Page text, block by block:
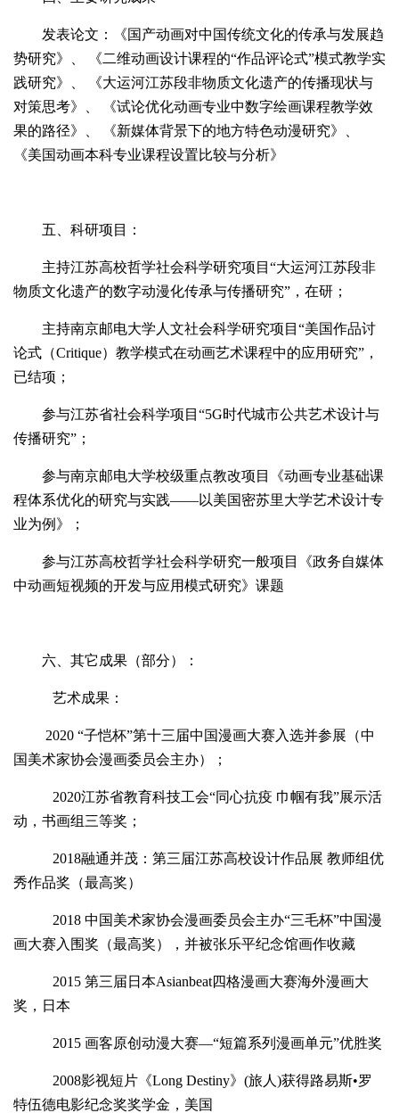
发表论文：《国产动画对中国传统文化的传承与发展趋
势研究》、 《二维动画设计课程的“作品评论式”模式教学实
践研究》、 《大运河江苏段非物质文化遗产的传播现状与
对策思考》、 《试论优化动画专业中数字绘画课程教学效
果的路径》、 《新媒体背景下的地方特色动漫研究》、
《美国动画本科专业课程设置比较与分析》
五、科研项目：
主持江苏高校哲学社会科学研究项目“大运河江苏段非
物质文化遗产的数字动漫化传承与传播研究”，在研；
主持南京邮电大学人文社会科学研究项目“美国作品讨
论式（Critique）教学模式在动画艺术课程中的应用研究”，
已结项；
参与江苏省社会科学项目“5G时代城市公共艺术设计与
传播研究”；
参与南京邮电大学校级重点教改项目《动画专业基础课
程体系优化的研究与实践——以美国密苏里大学艺术设计专
业为例》；
参与江苏高校哲学社会科学研究一般项目《政务自媒体
中动画短视频的开发与应用模式研究》课题
六、其它成果（部分）：
艺术成果：
2020 “子恺杯”第十三届中国漫画大赛入选并参展（中
国美术家协会漫画委员会主办）；
2020江苏省教育科技工会“同心抗疫 巾帼有我”展示活
动，书画组三等奖；
2018融通并茂：第三届江苏高校设计作品展 教师组优
秀作品奖（最高奖）
2018 中国美术家协会漫画委员会主办“三毛杯”中国漫
画大赛入围奖（最高奖），并被张乐平纪念馆画作收藏
2015 第三届日本Asianbeat四格漫画大赛海外漫画大
奖，日本
2015 画客原创动漫大赛—“短篇系列漫画单元”优胜奖
2008影视短片《Long Destiny》(旅人)获得路易斯•罗
特伍德电影纪念奖奖学金，美国